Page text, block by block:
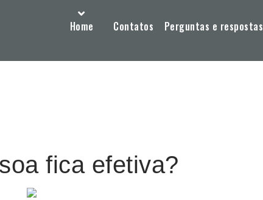
Home Contatos Perguntas e respostas
fica efetiva?